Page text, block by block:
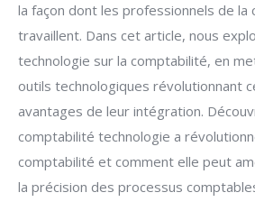
la façon dont les professionnels de la
travaillent. Dans cet article, nous
technologie sur la comptabilité, en
outils technologiques révolutionnant
avantages de leur intégration.
comptabilité technologie a
comptabilité et comment elle peut
la précision des processus